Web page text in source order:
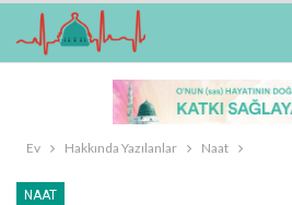
Ev Hakkında Yazılanlar Naat
NAAT